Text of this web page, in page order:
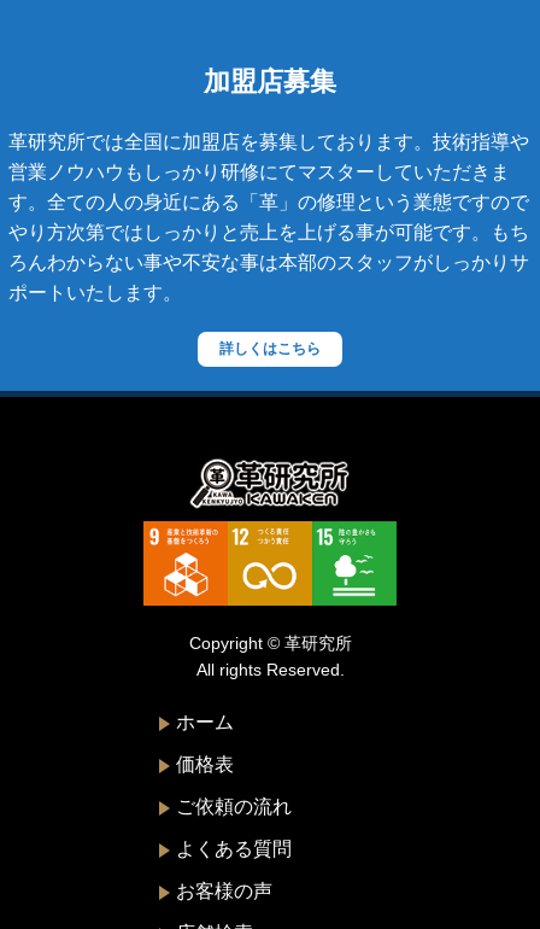
スコッチグレイン
ステラーズ
セリーヌ
ダニエル・ボブ
ディーゼル
トゥモローランド
ドルチェ&ガッバーナ
バレンシアガ
ハンティングワールド
ビーアンドビーイタリア
ピエール・カルダン
加盟店募集
革研究所では全国に加盟店を募集しております。技術指導や
営業ノウハウもしっかり研修にてマスターしていただきま
す。全ての人の身近にある「革」の修理という業態ですので
やり方次第ではしっかりと売上を上げる事が可能です。もち
ろんわからない事や不安な事は本部のスタッフがしっかりサ
ポートいたします。
詳しくはこちら
Copyright © 革研究所
All rights Reserved.
ホーム
価格表
ご依頼の流れ
よくある質問
お客様の声